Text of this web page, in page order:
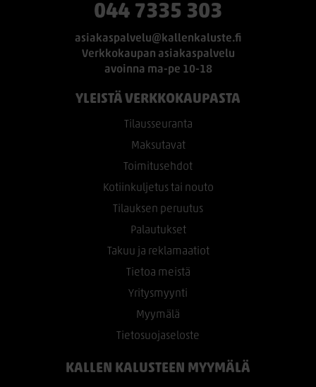
044 7335 303
asiakaspalvelu@kallenkaluste.fi
Verkkokaupan asiakaspalvelu
avoinna ma-pe 10-18
YLEISTÄ VERKKOKAUPASTA
Tilausseuranta
Maksutavat
Toimitusehdot
Kotiinkuljetus tai nouto
Tilauksen peruutus
Palautukset
Takuu ja reklamaatiot
Tietoa meistä
Yritysmyynti
Myymälä
Tietosuojaseloste
KALLEN KALUSTEEN MYYMÄLÄ